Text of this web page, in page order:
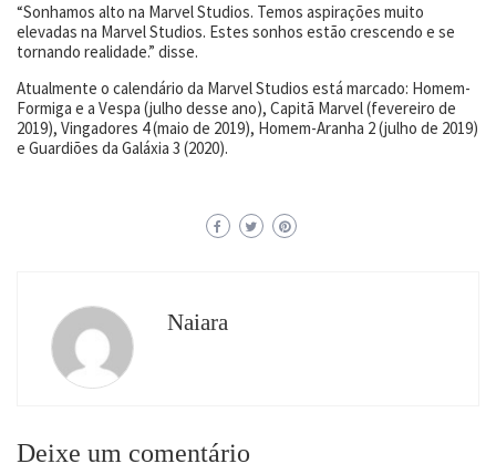
“Sonhamos alto na Marvel Studios. Temos aspirações muito
elevadas na Marvel Studios. Estes sonhos estão crescendo e se
tornando realidade.” disse.
Atualmente o calendário da Marvel Studios está marcado: Homem-
Formiga e a Vespa (julho desse ano), Capitã Marvel (fevereiro de
2019), Vingadores 4 (maio de 2019), Homem-Aranha 2 (julho de 2019)
e Guardiões da Galáxia 3 (2020).
Naiara
Deixe um comentário